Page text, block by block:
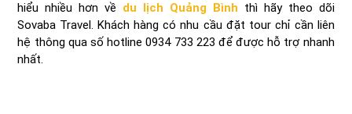
hiểu nhiều hơn về du lịch Quảng Bình thì hãy theo dõi
Sovaba Travel. Khách hàng có nhu cầu đặt tour chỉ cần liên
hệ thông qua số hotline 0934 733 223 để được hỗ trợ nhanh
nhất.